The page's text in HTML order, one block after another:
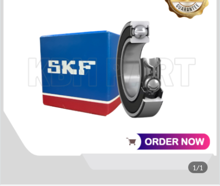
1/1